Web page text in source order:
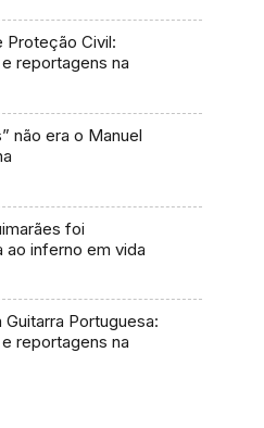
Proteção Civil:
reportagens na
não era o Manuel
foi
ao inferno em vida
Guitarra Portuguesa:
reportagens na